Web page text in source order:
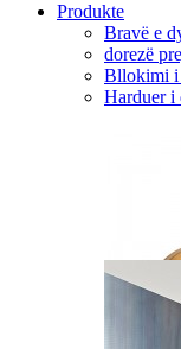
Produkte
Bravë e
dorezë
Bllokimi i
Harduer i